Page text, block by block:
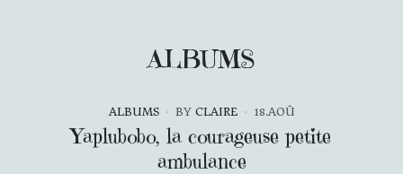
ALBUMS
ALBUMS BY CLAIRE 18.AOÛ
Yaplubobo, la courageuse petite
ambulance